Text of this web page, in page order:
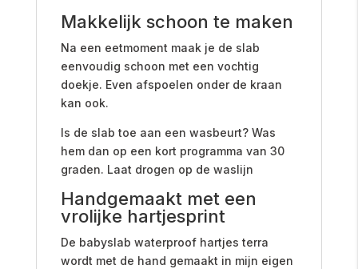
Makkelijk schoon te maken
Na een eetmoment maak je de slab
eenvoudig schoon met een vochtig
doekje. Even afspoelen onder de kraan
kan ook.
Is de slab toe aan een wasbeurt? Was
hem dan op een kort programma van 30
graden. Laat drogen op de waslijn
Handgemaakt met een
vrolijke hartjesprint
De babyslab waterproof hartjes terra
wordt met de hand gemaakt in mijn eigen